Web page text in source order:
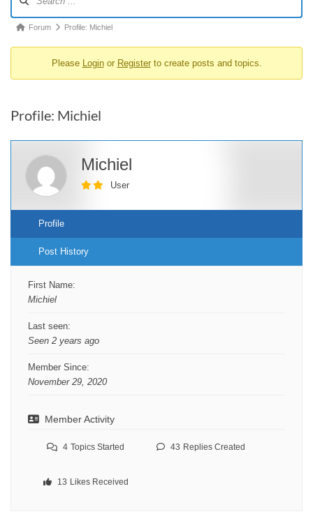
Navigation
Forum
You
here:
Forum Profile: Michiel
Please Loginor Registerto create posts and topics.
Profile: Michiel
Michiel
User
Profile
Post History
First Name:
Michiel
Last seen:
Seen 2 years ago
Member Since:
November 29, 2020
Member Activity
4 Topics Started 43 Replies Created
13 Likes Received